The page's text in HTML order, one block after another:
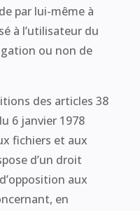
par lui-même à
à l’utilisateur du
ou non de
des articles 38
6 janvier 1978
fichiers et aux
d’un droit
aux
en